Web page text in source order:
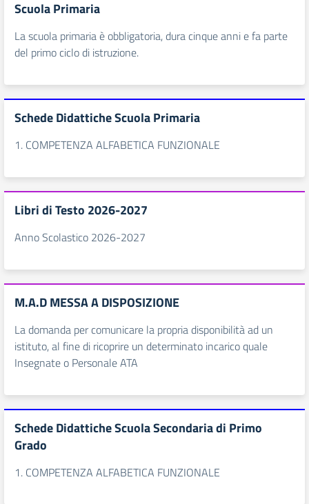
Scuola Primaria
La scuola primaria è obbligatoria, dura cinque anni e fa parte
del primo ciclo di istruzione.
Schede Didattiche Scuola Primaria
1. COMPETENZA ALFABETICA FUNZIONALE
Libri di Testo 2026-2027
Anno Scolastico 2026-2027
M.A.D MESSA A DISPOSIZIONE
La domanda per comunicare la propria disponibilità ad un
istituto, al fine di ricoprire un determinato incarico quale
Insegnate o Personale ATA
Schede Didattiche Scuola Secondaria di Primo
Grado
1. COMPETENZA ALFABETICA FUNZIONALE